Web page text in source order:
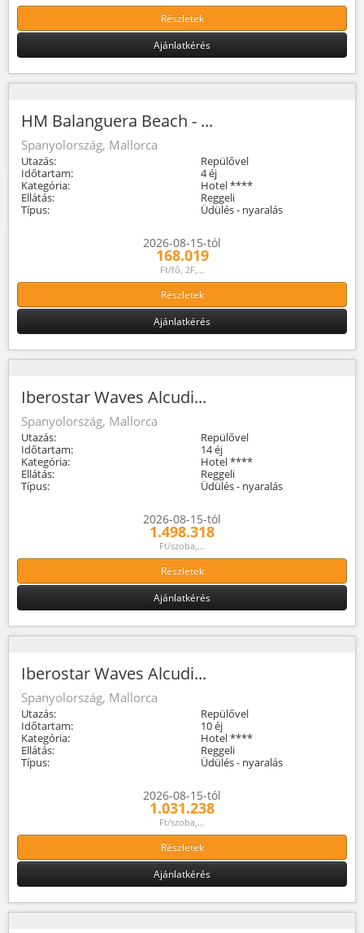
Részletek
Ajánlatkérés
HM Balanguera Beach - ...
Spanyolország, Mallorca
Utazás:
Repülővel
Időtartam:
4 éj
Kategória:
Hotel ****
Ellátás:
Reggeli
Típus:
Üdülés - nyaralás
2026-08-15-tól
168.019
Ft/fő, 2F,...
Részletek
Ajánlatkérés
Iberostar Waves Alcudi...
Spanyolország, Mallorca
Utazás:
Repülővel
Időtartam:
14 éj
Kategória:
Hotel ****
Ellátás:
Reggeli
Típus:
Üdülés - nyaralás
2026-08-15-tól
1.498.318
Ft/szoba,...
Részletek
Ajánlatkérés
Iberostar Waves Alcudi...
Spanyolország, Mallorca
Utazás:
Repülővel
Időtartam:
10 éj
Kategória:
Hotel ****
Ellátás:
Reggeli
Típus:
Üdülés - nyaralás
2026-08-15-tól
1.031.238
Ft/szoba,...
Részletek
Ajánlatkérés